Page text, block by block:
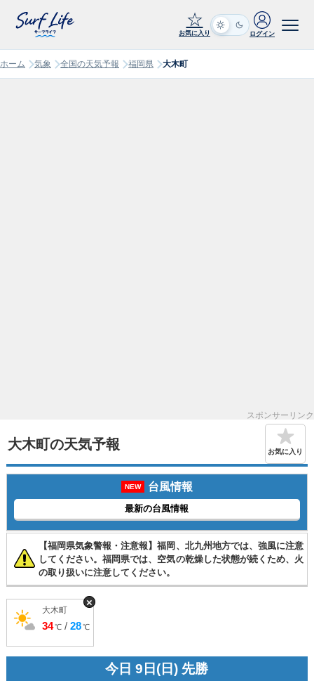
☆
お気に入り ログイン
ホーム 気象 全国の天気予報 福岡県 大木町
スポンサーリンク
大木町の天気予報 お気に入り
NEW 台風情報
最新の台風情報
【福岡県気象警報・注意報】福岡、北九州地方では、強風に注意
してください。福岡県では、空気の乾燥した状態が続くため、火
の取り扱いに注意してください。
大木町
34℃/ 28℃
×
今日 9日(日) 先勝